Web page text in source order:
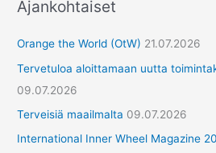
Ajankohtaiset
Orange the World (OtW) 21.07.2026
Tervetuloa aloittamaan uutta
09.07.2026
Terveisiä maailmalta 09.07.2026
International Inner Wheel Magazine